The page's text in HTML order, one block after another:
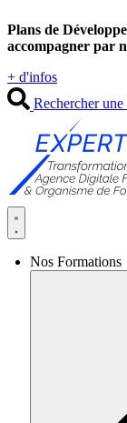
au
contenu
Plans de
accompagner par
+ d'infos
Rechercher
Nos Formations